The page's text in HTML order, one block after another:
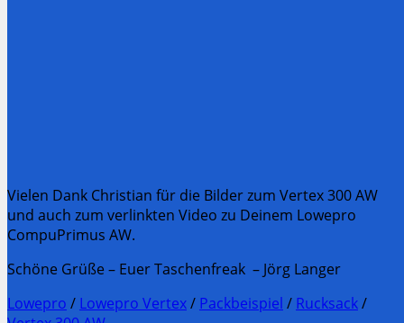
Vielen Dank Christian für die Bilder zum Vertex 300 AW
und auch zum verlinkten Video zu Deinem Lowepro
CompuPrimus AW.
Schöne Grüße – Euer Taschenfreak – Jörg Langer
Lowepro / Lowepro Vertex/ Packbeispiel / Rucksack/